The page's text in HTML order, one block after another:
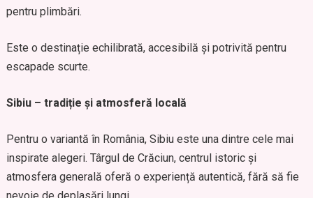
pentru plimbări.
Este o destinație echilibrată, accesibilă și potrivită pentru
escapade scurte.
Sibiu – tradiție și atmosferă locală
Pentru o variantă în România, Sibiu este una dintre cele mai
inspirate alegeri. Târgul de Crăciun, centrul istoric și
atmosfera generală oferă o experiență autentică, fără să fie